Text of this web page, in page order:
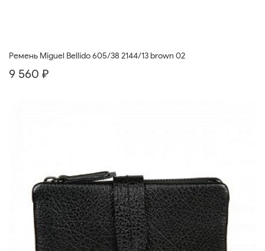
Ремень Miguel Bellido 605/38 2144/13 brown 02
9 560 ₽